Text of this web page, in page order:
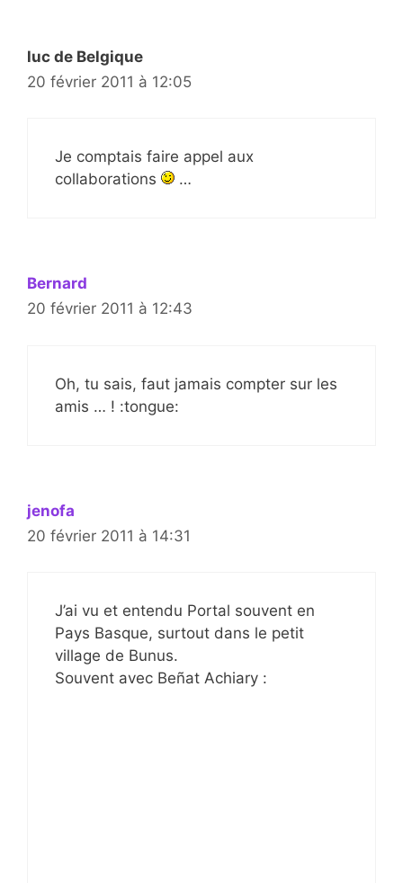
luc de Belgique
20 février 2011 à 12:05
Je comptais faire appel aux
collaborations
…
Bernard
20 février 2011 à 12:43
Oh, tu sais, faut jamais compter sur les
amis … ! :tongue:
jenofa
20 février 2011 à 14:31
J’ai vu et entendu Portal souvent en
Pays Basque, surtout dans le petit
village de Bunus.
Souvent avec Beñat Achiary :